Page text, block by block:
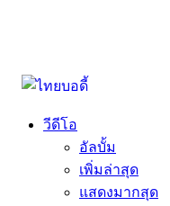
วีดีโอ
อัลบั้ม
เพิ่มล่าสุด
แสดงมากสุด